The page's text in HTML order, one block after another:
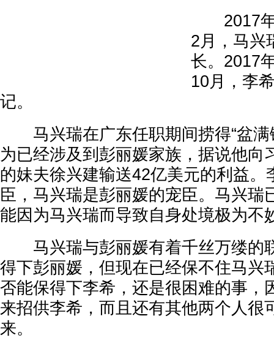
2017年
2月，马兴
长。2017
10月，李
记。
马兴瑞在广东任职期间捞得“盆满
为已经涉及到彭丽媛家族，据说他向
的妹夫徐兴建输送42亿美元的利益。
臣，马兴瑞是彭丽媛的宠臣。马兴瑞
能因为马兴瑞而导致自身处境极为不
马兴瑞与彭丽媛有着千丝万缕的
得下彭丽媛，但现在已经保不住马兴
否能保得下李希，还是很困难的事，
来招供李希，而且还有其他两个人很
来。